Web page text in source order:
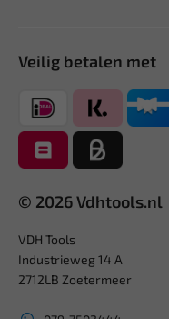
Veilig betalen met
© 2026 Vdhtools.nl
VDH Tools
Industrieweg 14 A
2712LB Zoetermeer